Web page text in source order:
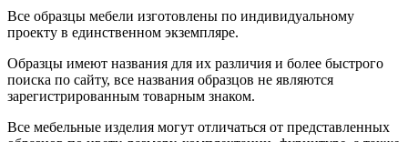
Все образцы мебели изготовлены по индивидуальному
проекту в единственном экземпляре.
Образцы имеют названия для их различия и более быстрого
поиска по сайту, все названия образцов не являются
зарегистрированным товарным знаком.
Все мебельные изделия могут отличаться от представленных